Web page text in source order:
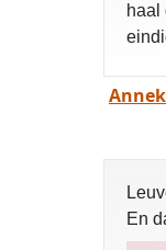
haal
En